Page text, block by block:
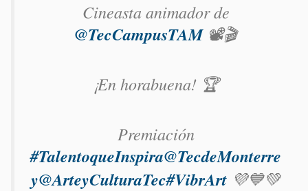
Cineasta animador de
@TecCampusTAM📽🎬
¡En horabuena! 🏆
Premiación
#TalentoqueInspira@TecdeMonterre
y@ArteyCulturaTec#VibrArt 💜💙💚